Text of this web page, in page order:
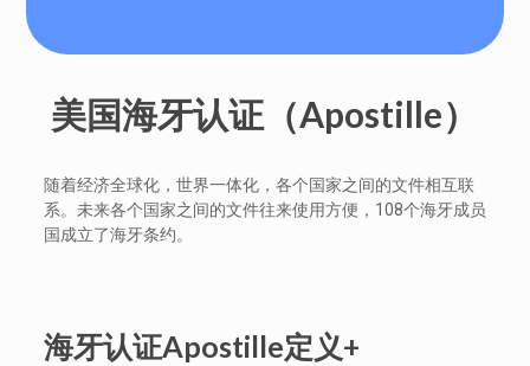
美国海牙认证（Apostille）
随着经济全球化，世界一体化，各个国家之间的文件相互联
系。未来各个国家之间的文件往来使用方便，108个海牙成员
国成立了海牙条约。
海牙认证Apostille定义+